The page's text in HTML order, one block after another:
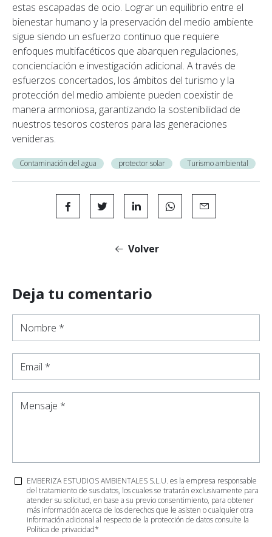
estas escapadas de ocio. Lograr un equilibrio entre el
bienestar humano y la preservación del medio ambiente
sigue siendo un esfuerzo continuo que requiere
enfoques multifacéticos que abarquen regulaciones,
concienciación e investigación adicional. A través de
esfuerzos concertados, los ámbitos del turismo y la
protección del medio ambiente pueden coexistir de
manera armoniosa, garantizando la sostenibilidad de
nuestros tesoros costeros para las generaciones
venideras.
Contaminación del agua protector solar Turismo ambiental
Volver
Deja tu comentario
Nombre *
Email *
Mensaje *
EMBERIZA ESTUDIOS AMBIENTALES S.L.U. es la empresa responsable
del tratamiento de sus datos, los cuales se tratarán exclusivamente para
atender su solicitud, en base a su previo consentimiento, para obtener
más información acerca de los derechos que le asisten o cualquier otra
información adicional al respecto de la protección de datos consulte la
Política de privacidad*